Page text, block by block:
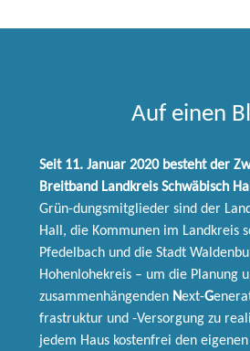
Auf einen
Seit 11. Januar 2020 besteht der
Breitband Landkreis Schwäbisch Hall
Grün-dungsmitglieder sind der
Hall, die Kommunen im Landkreis
Pfedelbach und die Stadt
Hohenlohekreis – um die Planung
zusammenhängenden Next-G
frastruktur und -Versorgung zu
jedem Haus kostenfrei den